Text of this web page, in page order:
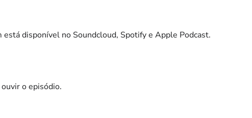
está disponível no Soundcloud, Spotify e Apple Podcast.
o episódio.